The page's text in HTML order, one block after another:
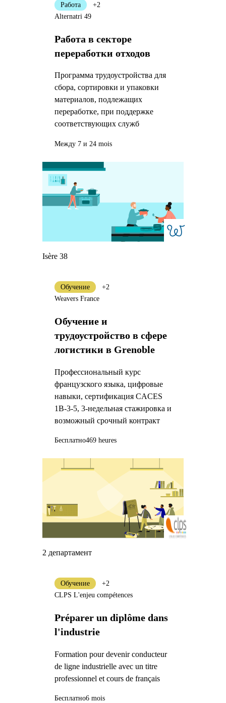
Работа в секторе
переработки отходов
Программа трудоустройства для
сбора, сортировки и упаковки
материалов, подлежащих
переработке, при поддержке
соответствующих служб
Работа
+2
Alternatri 49
Между 7 и 24 mois
Isère 38
Обучение и
трудоустройство в сфере
логистики в Grenoble
Профессиональный курс
французского языка, цифровые
навыки, сертификация CACES
1B-3-5, 3-недельная стажировка и
возможный срочный контракт
Обучение
+2
Weavers France
Бесплатно469 heures
2 департамент
Préparer un diplôme dans
l'industrie
Formation pour devenir conducteur
de ligne industrielle avec un titre
professionnel et cours de français
Обучение
+2
CLPS L'enjeu compétences
Бесплатно6 mois